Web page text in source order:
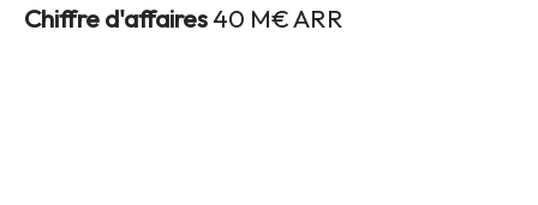
Chiffre d'affaires40 M€ ARR